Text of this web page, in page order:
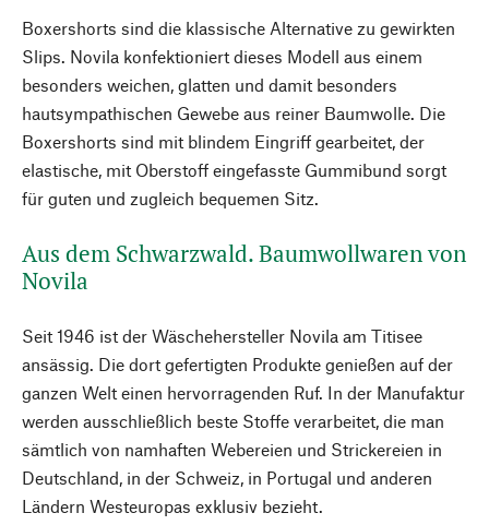
Boxershorts sind die klassische Alternative zu gewirkten
Slips. Novila konfektioniert dieses Modell aus einem
besonders weichen, glatten und damit besonders
hautsympathischen Gewebe aus reiner Baumwolle. Die
Boxershorts sind mit blindem Eingriff gearbeitet, der
elastische, mit Oberstoff eingefasste Gummibund sorgt
für guten und zugleich bequemen Sitz.
Aus dem Schwarzwald. Baumwollwaren von
Novila
Seit 1946 ist der Wäschehersteller Novila am Titisee
ansässig. Die dort gefertigten Produkte genießen auf der
ganzen Welt einen hervorragenden Ruf. In der Manufaktur
werden ausschließlich beste Stoffe verarbeitet, die man
sämtlich von namhaften Webereien und Strickereien in
Deutschland, in der Schweiz, in Portugal und anderen
Ländern Westeuropas exklusiv bezieht.